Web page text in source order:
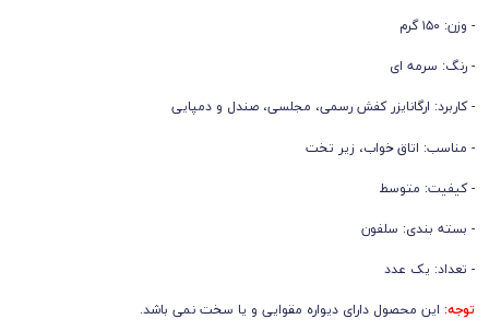
- وزن: ۱۵۰ گرم
- رنگ: سرمه ای
- کاربرد: ارگانایزر کفش رسمی، مجلسی، صندل و دمپایی
- مناسب: اتاق خواب، زیر تخت
- کیفیت: متوسط
- بسته بندی: سلفون
- تعداد: یک عدد
توجه:این محصول دارای دیواره مقوایی و یا سخت نمی باشد.